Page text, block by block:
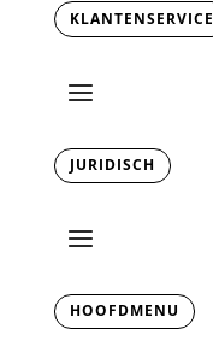
KLANTENSERVICE
JURIDISCH
HOOFDMENU